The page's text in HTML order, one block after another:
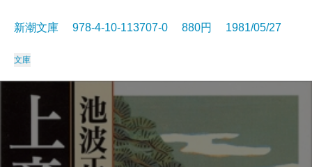
新潮文庫 978-4-10-113707-0 880円 1981/05/27
文庫